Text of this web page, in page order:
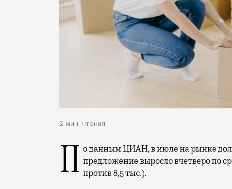
2 мин. чтения
По данным ЦИАН, в июле на рынке долгосрочной квартирной аренды в Москве предложение выросло вчетверо по
против 8,5 тыс.).